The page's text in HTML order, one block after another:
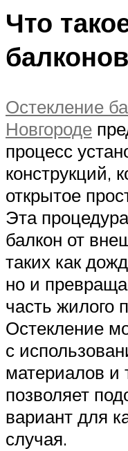
Что
Остекление
Новгороде
процесс
конструкций,
открытое
Эта
балкон от
таких как
но и
часть жилого
Остекление
с
материалов и
позволяет
вариант для
случая.